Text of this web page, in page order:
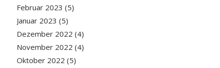
Februar 2023 (5)
Januar 2023 (5)
Dezember 2022 (4)
November 2022 (4)
Oktober 2022 (5)